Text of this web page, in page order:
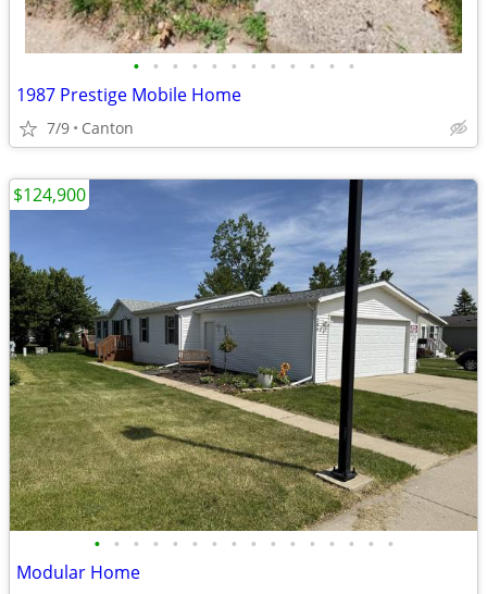
• • • • • • • • • • • •
1987 Prestige Mobile Home
7/9 Canton
• • • • • • • • • • • • • • • •
Modular Home
$124,900